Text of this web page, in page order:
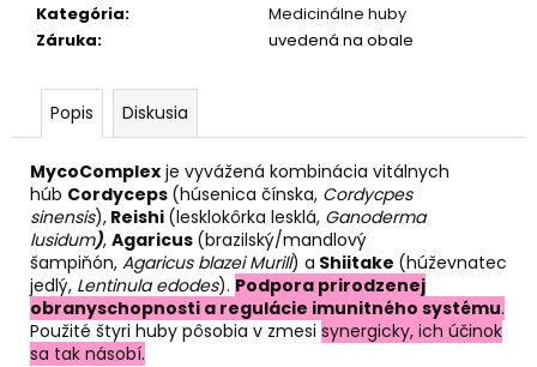
Kategória:
Medicinálne huby
Záruka: uvedená na obale
Popis Diskusia
MycoComplex je vyvážená kombinácia vitálnych
húb Cordyceps (húsenica čínska, Cordycpes
sinensis), Reishi (lesklokôrka lesklá, Ganoderma
lusidum), Agaricus (brazilský/mandlový
šampiňón, Agaricus blazei Murill) a Shiitake (húževnatec
jedlý, Lentinula edodes). Podpora prirodzenej
obranyschopnosti a regulácie imunitného systému.
Použité štyri huby pôsobia v zmesi synergicky, ich účinok
sa tak násobí.